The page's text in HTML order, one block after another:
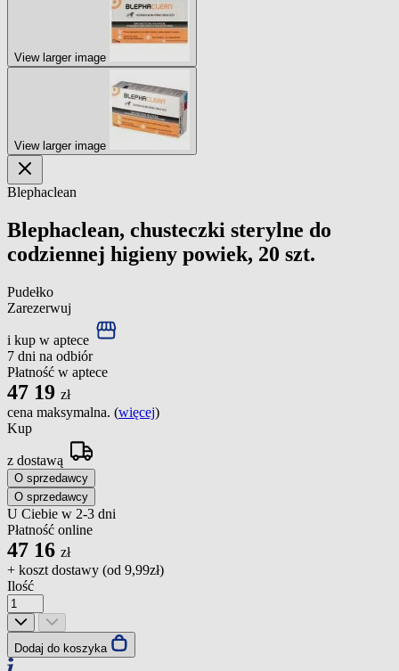
View larger image
View larger image
Blephaclean
Blephaclean, chusteczki sterylne do
codziennej higieny powiek, 20 szt.
Pudełko
Zarezerwuj
i kup w aptece
7 dni na odbiór
Płatność w aptece
47 19 zł
cena maksymalna. (więcej)
Kup
z dostawą
O sprzedawcy
O sprzedawcy
U Ciebie w 2-3 dni
Płatność online
47 16 zł
+ koszt dostawy (od 9,99zł)
Ilość
Dodaj do koszyka